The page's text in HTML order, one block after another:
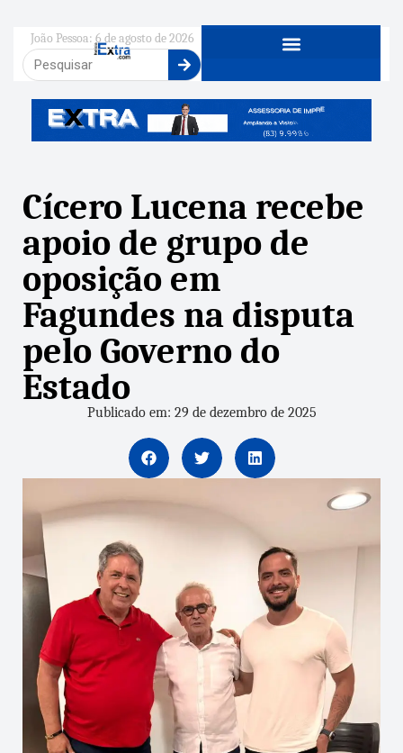
João Pessoa: 6 de agosto de 2026
Cícero Lucena recebe
apoio de grupo de
oposição em
Fagundes na disputa
pelo Governo do
Estado
Publicado em: 29 de dezembro de 2025